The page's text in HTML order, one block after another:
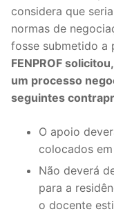
considera que
normas de
fosse submetido a
FENPROF
um processo
seguintes
O apoio
colocados
Não deverá
para a
o docente